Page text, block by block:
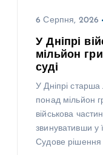
6 Серпня, 2026
У Дніпрі
мільйон
суді
У Дніпрі старша
понад мільйон
військова
звинувативши у
Судове